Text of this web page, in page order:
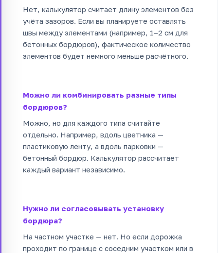
Нет, калькулятор считает длину элементов без
учёта зазоров. Если вы планируете оставлять
швы между элементами (например, 1–2 см для
бетонных бордюров), фактическое количество
элементов будет немного меньше расчётного.
Можно ли комбинировать разные типы
бордюров?
Можно, но для каждого типа считайте
отдельно. Например, вдоль цветника —
пластиковую ленту, а вдоль парковки —
бетонный бордюр. Калькулятор рассчитает
каждый вариант независимо.
Нужно ли согласовывать установку
бордюра?
На частном участке — нет. Но если дорожка
проходит по границе с соседним участком или в